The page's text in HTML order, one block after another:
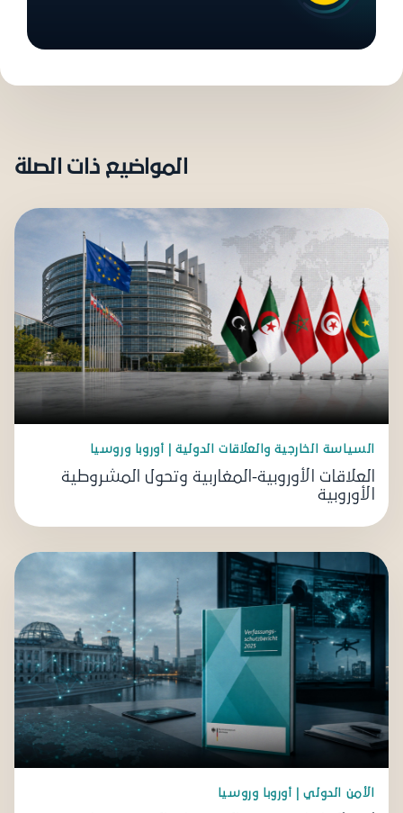
المواضيع ذات الصلة
السياسة الخارجية والعلاقات الدولية | أوروبا وروسيا
العلاقات الأوروبية-المغاربية وتحول المشروطية
الأوروبية
الأمن الدولي | أوروبا وروسيا